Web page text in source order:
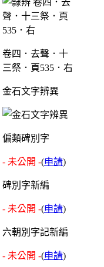
卷四．去聲．十
三祭．頁535．右
金石文字辨異
偏類碑別字
- 未公開 -(申請)
碑別字新編
- 未公開 -(申請)
六朝別字記新編
- 未公開 -(申請)